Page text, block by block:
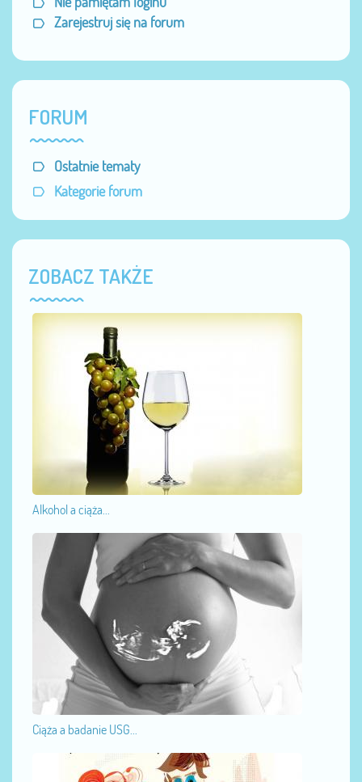
Zarejestruj się na forum
FORUM
Ostatnie tematy
Kategorie forum
ZOBACZ TAKŻE
Alkohol a ciąża...
Ciąża a badanie USG...